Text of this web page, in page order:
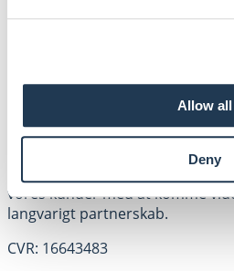
Allow all
Deny
SKOV Advokater er et
der yder juridisk rådgivning
forretnings- og retsområder.
vores kunder med at komme
langvarigt partnerskab.
CVR: 16643483